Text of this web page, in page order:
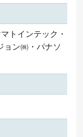
トインテック・
ョン㈱・パナソ